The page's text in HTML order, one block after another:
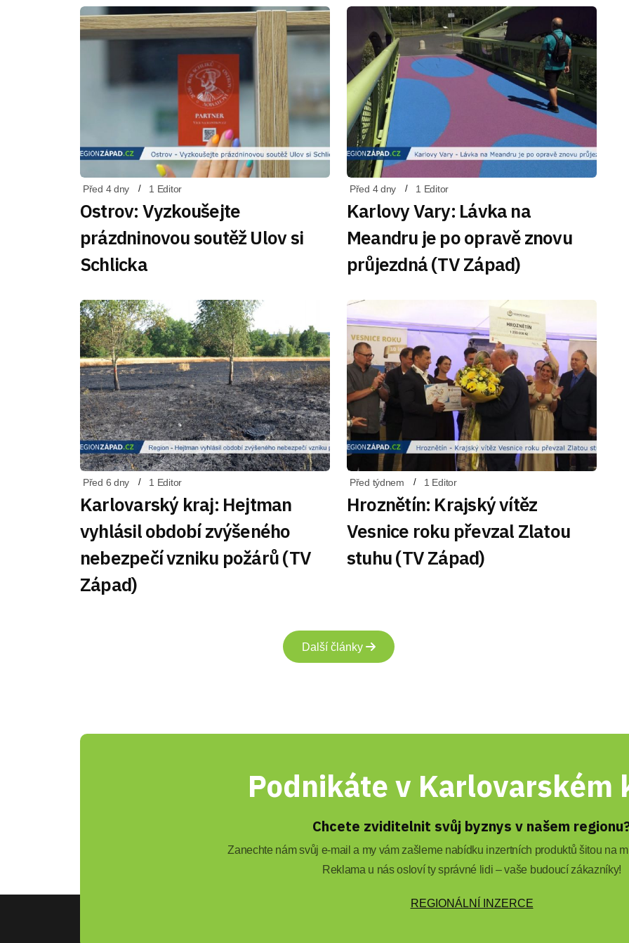
Před 4 dny 1 Editor
Ostrov: Vyzkoušejte
prázdninovou soutěž Ulov si
Schlicka
Před 4 dny 1 Editor
Karlovy Vary: Lávka na
Meandru je po opravě znovu
průjezdná (TV Západ)
Před 6 dny 1 Editor
Karlovarský kraj: Hejtman
vyhlásil období zvýšeného
nebezpečí vzniku požárů (TV
Západ)
Před týdnem 1 Editor
Hroznětín: Krajský vítěz
Vesnice roku převzal Zlatou
stuhu (TV Západ)
Další články
Podnikáte v Karlovarském
Chcete zviditelnit svůj byznys v našem
Zanechte nám svůj e-mail a my vám zašleme nabídku inzertních produktů šitou na
Reklama u nás osloví ty správné lidi – vaše budoucí zákazníky!
REGIONÁLNÍ INZERCE